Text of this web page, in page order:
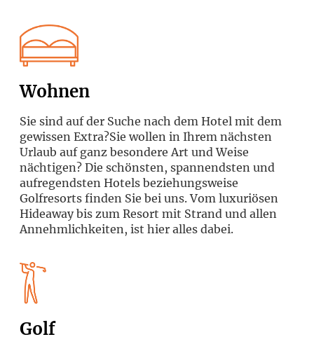
Wohnen
Sie sind auf der Suche nach dem Hotel mit dem
gewissen Extra?Sie wollen in Ihrem nächsten
Urlaub auf ganz besondere Art und Weise
nächtigen? Die schönsten, spannendsten und
aufregendsten Hotels beziehungsweise
Golfresorts finden Sie bei uns. Vom luxuriösen
Hideaway bis zum Resort mit Strand und allen
Annehmlichkeiten, ist hier alles dabei.
Golf